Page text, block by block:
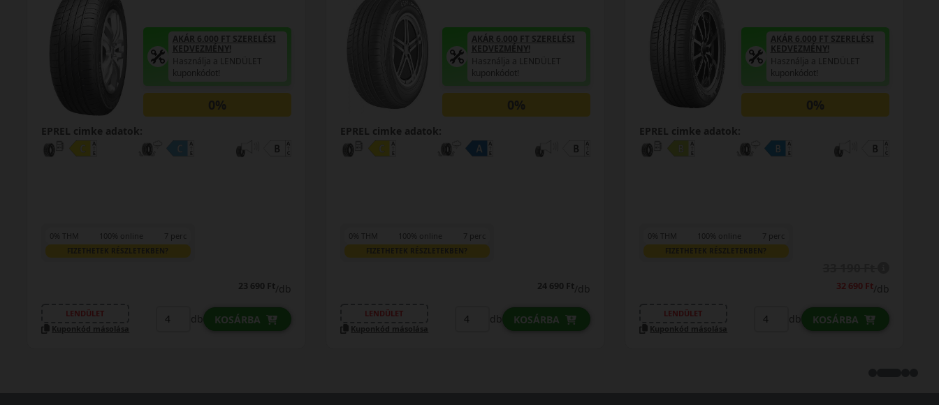
AKÁR 6.000 FT SZERELÉSI
KEDVEZMÉNY!
Használja a LENDÜLET
kuponkódot!
EPREL cimke adatok:
0% THM 100% online
FIZETHETEK RÉSZLETEKBEN?
32 690 Ft
LENDÜLET
Kuponkód másolása
db KOSÁRBA
AKÁR 6.000 FT SZERELÉSI
KEDVEZMÉNY!
Használja a LENDÜLET
kuponkódot!
EPREL cimke adatok:
0% THM 100% online
FIZETHETEK RÉSZLETEKBEN?
33 290 Ft
LENDÜLET
Kuponkód másolása
db KOSÁRBA
AKÁR 6.000 FT SZERELÉSI
KEDVEZMÉNY!
Használja a LENDÜLET
kuponkódot!
EPREL cimke adatok:
0% THM 100% online
FIZETHETEK RÉSZLETEKBEN?
33 390 Ft
LENDÜLET
Kuponkód másolása
db KOSÁRBA